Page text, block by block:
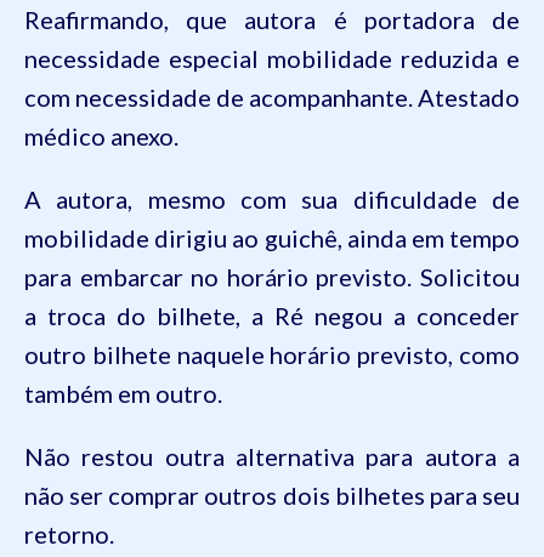
Reafirmando, que autora é portadora de
necessidade especial mobilidade reduzida e
com necessidade de acompanhante. Atestado
médico anexo.
A autora, mesmo com sua dificuldade de
mobilidade dirigiu ao guichê, ainda em tempo
para embarcar no horário previsto. Solicitou
a troca do bilhete, a Ré negou a conceder
outro bilhete naquele horário previsto, como
também em outro.
Não restou outra alternativa para autora a
não ser comprar outros dois bilhetes para seu
retorno.